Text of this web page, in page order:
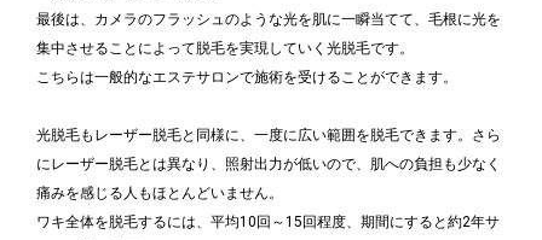
最後は、カメラのフラッシュのような光を肌に一瞬当てて、毛根に光を
集中させることによって脱毛を実現していく光脱毛です。
こちらは一般的なエステサロンで施術を受けることができます。
光脱毛もレーザー脱毛と同様に、一度に広い範囲を脱毛できます。さら
にレーザー脱毛とは異なり、照射出力が低いので、肌への負担も少なく
痛みを感じる人もほとんどいません。
ワキ全体を脱毛するには、平均10回～15回程度、期間にすると約2年サ